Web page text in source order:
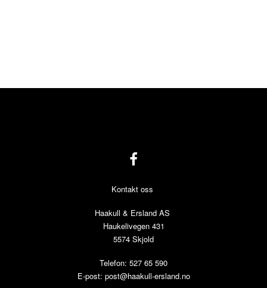
Kontakt oss
Haakull & Ersland AS
Haukelivegen 431
5574 Skjold
Telefon: 527 65 590
E-post: post@haakull-ersland.no